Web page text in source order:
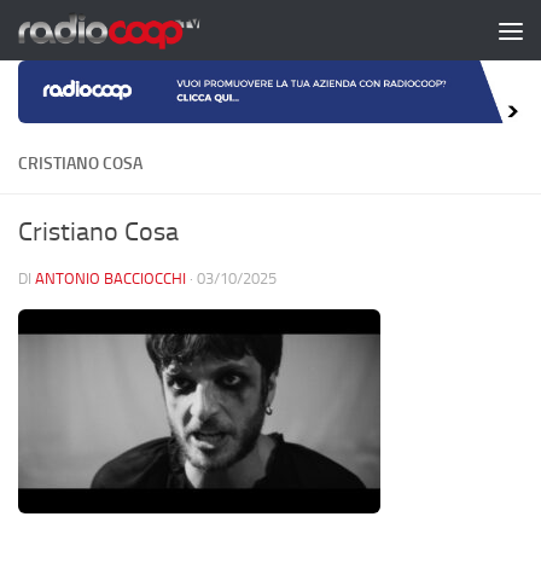
Salta al contenuto
CRISTIANO COSA
Cristiano Cosa
DI ANTONIO BACCIOCCHI · 03/10/2025